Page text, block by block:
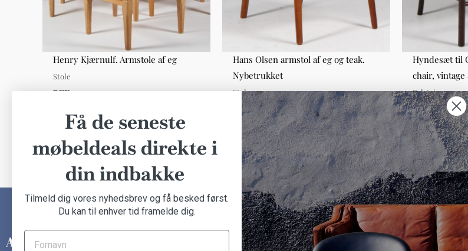
Henry Kjærnulf. Armstole af eg
Stole
DKK 3.000,00
Hans Olsen armstol af eg og teak.
Nybetrukket
Stole
DKK 5.000,00
Hyndesæt til
chair,
Polstring
DKK 4.500,00
INFORMATION KUNDESERVICE MØBLER
Få de seneste
møbeldeals direkte i
din indbakke
Tilmeld dig vores nyhedsbrev og få besked først.
Du kan til enhver tid framelde dig.